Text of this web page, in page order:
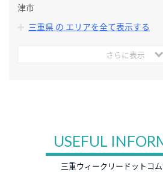
津市
三重県 の エリアを全て表示する
さらに表示
USEFUL
三重ウィークリードットコ